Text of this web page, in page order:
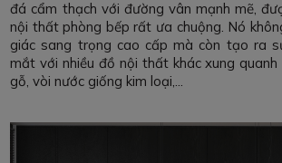
đá cẩm thạch với đường vân mạnh mẽ,
nội thất phòng bếp rất ưa chuộng. Nó
giác sang trọng cao cấp mà còn tạo ra
mắt với nhiều đồ nội thất khác xung quanh
gỗ, vòi nước giống kim loại,...